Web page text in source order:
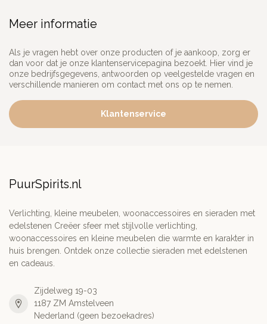
Meer informatie
Als je vragen hebt over onze producten of je aankoop, zorg er
dan voor dat je onze klantenservicepagina bezoekt. Hier vind je
onze bedrijfsgegevens, antwoorden op veelgestelde vragen en
verschillende manieren om contact met ons op te nemen.
Klantenservice
PuurSpirits.nl
Verlichting, kleine meubelen, woonaccessoires en sieraden met
edelstenen Creëer sfeer met stijlvolle verlichting,
woonaccessoires en kleine meubelen die warmte en karakter in
huis brengen. Ontdek onze collectie sieraden met edelstenen
en cadeaus.
Zijdelweg 19-03
1187 ZM Amstelveen
Nederland (geen bezoekadres)